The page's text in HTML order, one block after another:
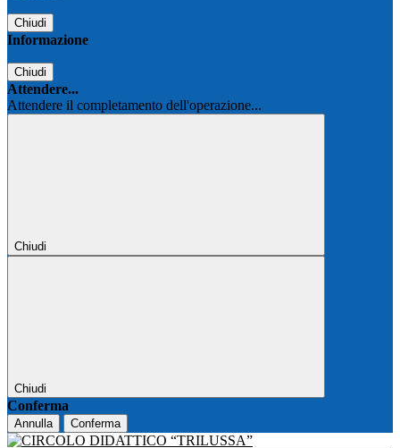
Chiudi
Informazione
Chiudi
Attendere...
Attendere il completamento dell'operazione...
Chiudi
Chiudi
Conferma
Annulla Conferma